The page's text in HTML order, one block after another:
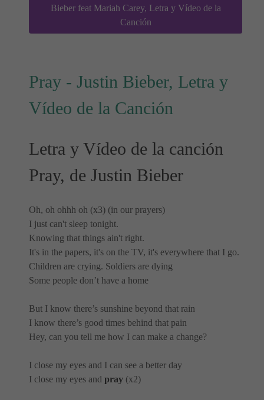
Bieber feat Mariah Carey, Letra y Vídeo de la
Canción
Pray - Justin Bieber, Letra y
Vídeo de la Canción
Letra y Vídeo de la canción
Pray, de Justin Bieber
Oh, oh ohhh oh (x3) (in our prayers)
I just can't sleep tonight.
Knowing that things ain't right.
It's in the papers, it's on the TV, it's everywhere that I go.
Children are crying. Soldiers are dying
Some people don’t have a home
But I know there’s sunshine beyond that rain
I know there’s good times behind that pain
Hey, can you tell me how I can make a change?
I close my eyes and I can see a better day
I close my eyes and pray (x2)